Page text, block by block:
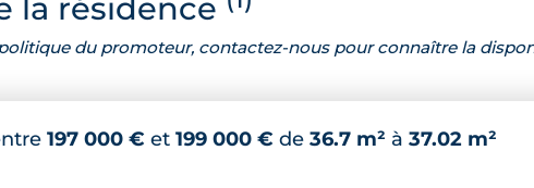
du promoteur, contactez-nous pour connaître la
197 000 € et 199 000 € de 36.7 m² à 37.02 m²